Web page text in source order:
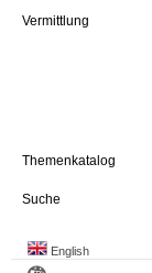
Vermittlung
Themenkatalog
Suche
English